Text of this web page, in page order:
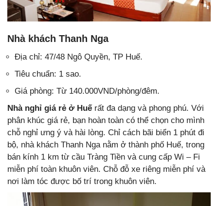
Nhà khách Thanh Nga
Địa chỉ: 47/48 Ngô Quyền, TP Huế.
Tiêu chuẩn: 1 sao.
Giá phòng: Từ 140.000VND/phòng/đêm.
Nhà nghỉ giá rẻ ở Huế rất đa dạng và phong phú. Với
phân khúc giá rẻ, bạn hoàn toàn có thể chọn cho mình
chỗ nghỉ ưng ý và hài lòng. Chỉ cách bãi biển 1 phút đi
bộ, nhà khách Thanh Nga nằm ở thành phố Huế, trong
bán kính 1 km từ cầu Tràng Tiền và cung cấp Wi – Fi
miễn phí toàn khuôn viên. Chỗ đỗ xe riêng miễn phí và
nơi làm tóc được bố trí trong khuôn viên.